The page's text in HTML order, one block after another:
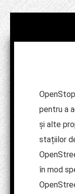
pentru a
și alte
stațiilor
în mod